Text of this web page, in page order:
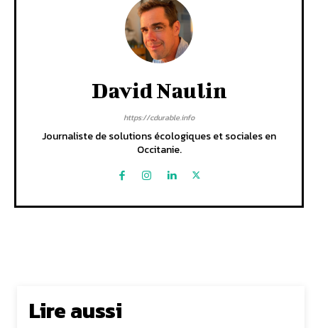
David Naulin
https://cdurable.info
Journaliste de solutions écologiques et sociales en
Occitanie.
Lire aussi